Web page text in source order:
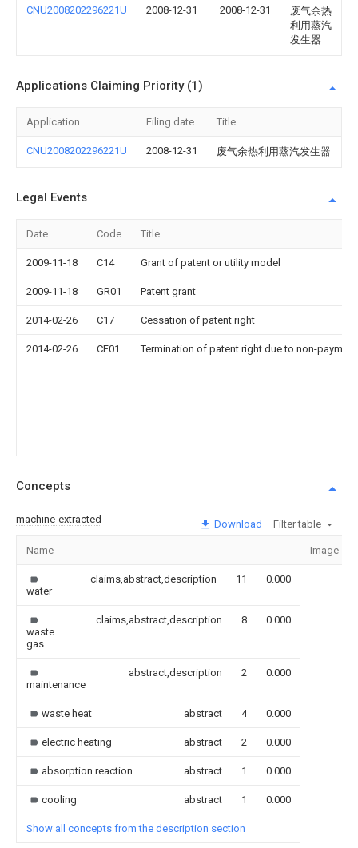
CNU2008202296221U 2008-12-31 2008-12-31
废气余热
利用蒸汽
发生器
Applications Claiming Priority (1)
Application Filing date Title
CNU2008202296221U 2008-12-31 废气余热利用蒸汽发生器
Legal Events
Date Code Title
2009-11-18 C14 Grant of patent or utility model
2009-11-18 GR01 Patent grant
2014-02-26 C17 Cessation of patent right
2014-02-26 CF01 Termination of patent right due to non-
Concepts
machine-extracted Download Filter table
Name Image
water
claims,abstract,description 11 0.000
waste
gas
claims,abstract,description 8 0.000
maintenance
abstract,description 2 0.000
waste heat abstract 4 0.000
electric heating abstract 2 0.000
absorption reaction abstract 1 0.000
cooling abstract 1 0.000
Show all concepts from the description section